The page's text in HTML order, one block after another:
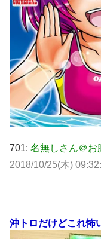
701: 名無しさん＠お
2018/10/25(木)
沖トロだけどこれ怖